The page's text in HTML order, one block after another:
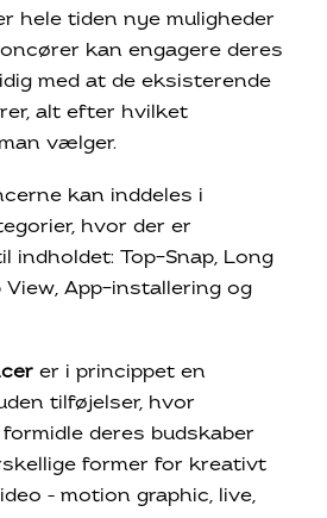
hele tiden nye muligheder
kan engagere deres
med at de eksisterende
alt efter hvilket
vælger.
kan inddeles i
hvor der er
indholdet: Top-Snap, Long
View, App-installering og
er i princippet en
tilføjelser, hvor
deres budskaber
former for kreativt
– motion graphic, live,